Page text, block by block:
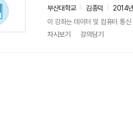
부산대학교 김종덕
2014
이 강좌는 데이터 및 컴퓨터 통
차시보기
강의담기